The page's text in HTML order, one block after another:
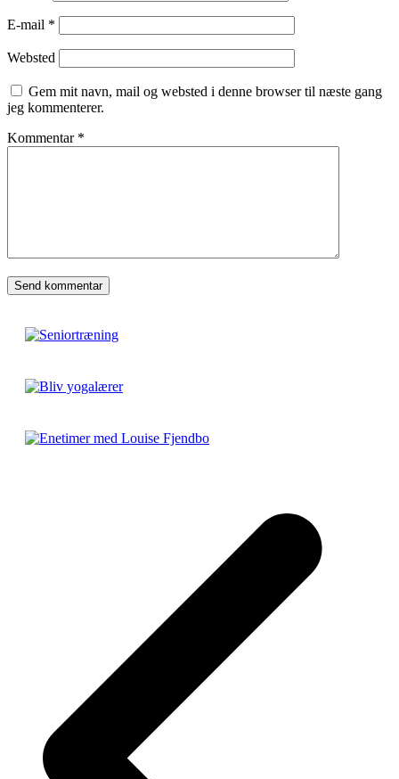
E-mail *
Websted
Gem mit navn, mail og websted i denne browser til næste gang
jeg kommenterer.
Kommentar *